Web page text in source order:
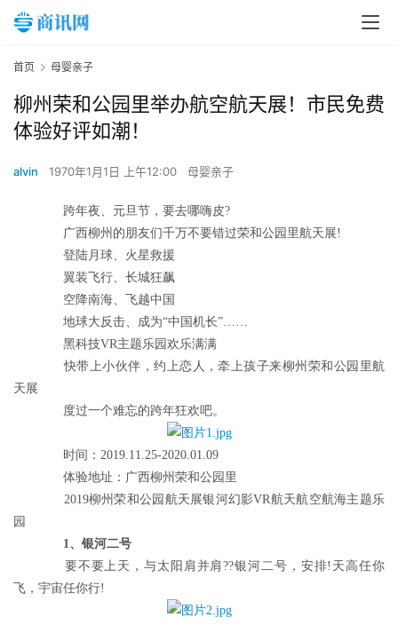
首页 母婴亲子
柳州荣和公园里举办航空航天展！市民免费
体验好评如潮！
alvin 1970年1月1日 上午12:00 母婴亲子
跨年夜、元旦节，要去哪嗨皮?
广西柳州的朋友们千万不要错过荣和公园里航天展!
登陆月球、火星救援
翼装飞行、长城狂飙
空降南海、飞越中国
地球大反击、成为“中国机长”……
黑科技VR主题乐园欢乐满满
快带上小伙伴，约上恋人，牵上孩子来柳州荣和公园里航
天展
度过一个难忘的跨年狂欢吧。
时间：2019.11.25-2020.01.09
体验地址：广西柳州荣和公园里
2019柳州荣和公园航天展银河幻影VR航天航空航海主题乐
园
1、银河二号
要不要上天，与太阳肩并肩??银河二号，安排!天高任你
飞，宇宙任你行!